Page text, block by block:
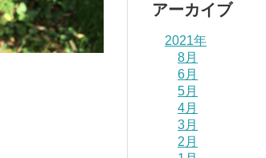
アーカイブ
2021年
8月
6月
5月
4月
3月
2月